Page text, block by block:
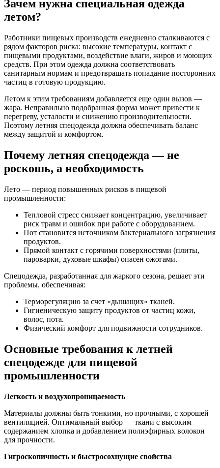
Зачем нужна специальная одежда
летом?
Работники пищевых производств ежедневно сталкиваются с
рядом факторов риска: высокие температуры, контакт с
пищевыми продуктами, воздействие влаги, жиров и моющих
средств. При этом одежда должна соответствовать
санитарным нормам и предотвращать попадание посторонних
частиц в готовую продукцию.
Летом к этим требованиям добавляется еще один вызов —
жара. Неправильно подобранная форма может привести к
перегреву, усталости и снижению производительности.
Поэтому летняя спецодежда должна обеспечивать баланс
между защитой и комфортом.
Почему летняя спецодежда — не
роскошь, а необходимость
Лето — период повышенных рисков в пищевой
промышленности:
Тепловой стресс снижает концентрацию, увеличивает
риск травм и ошибок при работе с оборудованием.
Пот становится источником бактериального загрязнения
продуктов.
Прямой контакт с горячими поверхностями (плиты,
пароварки, духовые шкафы) опасен ожогами.
Спецодежда, разработанная для жаркого сезона, решает эти
проблемы, обеспечивая:
Терморегуляцию за счет «дышащих» тканей.
Гигиеническую защиту продуктов от частиц кожи,
волос, пота.
Физический комфорт для подвижности сотрудников.
Основные требования к летней
спецодежде для пищевой
промышленности
Легкость и воздухопроницаемость
Материалы должны быть тонкими, но прочными, с хорошей
вентиляцией. Оптимальный выбор — ткани с высоким
содержанием хлопка и добавлением полиэфирных волокон
для прочности.
Гигроскопичность и быстросохнущие свойства